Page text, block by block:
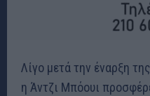
Λίγο μετά την έναρξη
η Άντζι Μπόουι